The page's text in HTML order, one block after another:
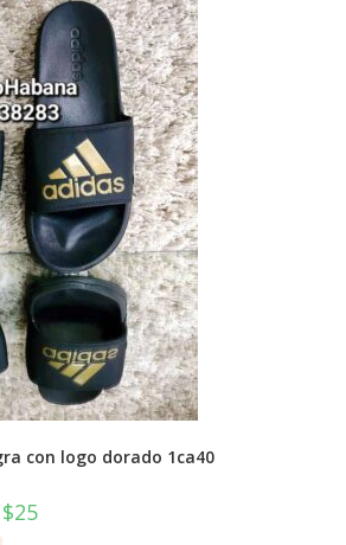
con logo dorado 1ca40
$25